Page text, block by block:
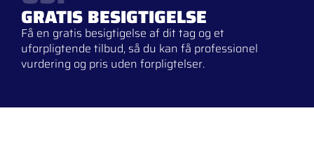
GRATIS BESIGTIGELSE
Få en gratis besigtigelse af dit tag og et
uforpligtende tilbud, så du kan få professionel
vurdering og pris uden forpligtelser.